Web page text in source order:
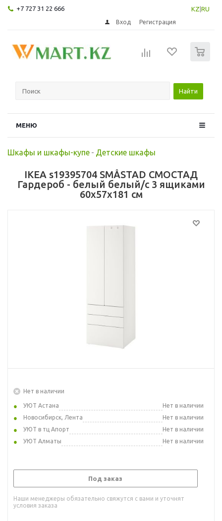
+7 727 31 22 666 KZ RU
Вход Регистрация
Найти
МЕНЮ
Шкафы и шкафы-купе - Детские шкафы
IKEA s19395704 SMÅSTAD СМОСТАД
Гардероб - белый белый/с 3 ящиками
60x57x181 см
Нет в наличии
УЮТ Астана
Нет в наличии
Новосибирск, Лента
Нет в наличии
УЮТ в тц Апорт
Нет в наличии
УЮТ Алматы
Нет в наличии
Под заказ
Наши менеджеры обязательно свяжутся с вами и уточнят
условия заказа